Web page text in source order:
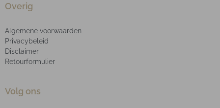
Overig
Algemene voorwaarden
Privacybeleid
Disclaimer
Retourformulier
Volg ons